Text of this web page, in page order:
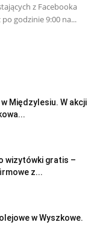
z Facebooka
godzinie 9:00 na...
Międzylesiu. W akcji
wizytówki gratis –
z...
w Wyszkowe.